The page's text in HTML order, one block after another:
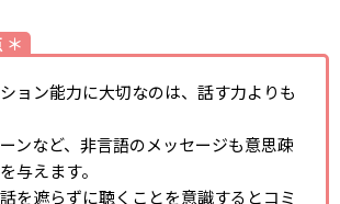
＊
ョン能力に大切なのは、話す力よりも
ンなど、非言語のメッセージも意思疎
与えます。
を遮らずに聴くことを意識するとコミ